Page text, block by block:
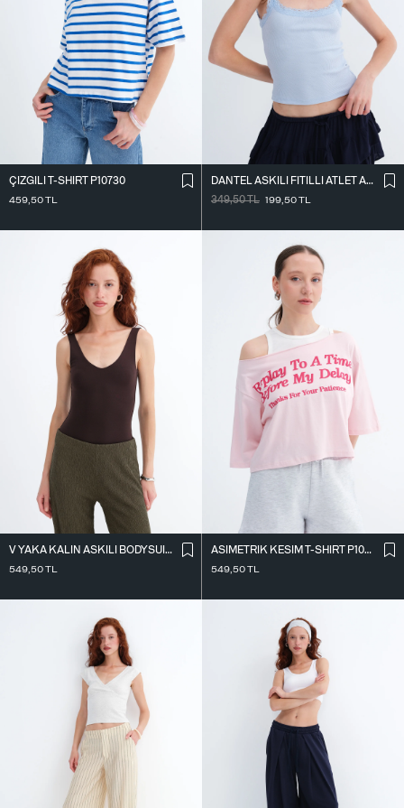
ÇIZGILI T-SHIRT P10730
459,50TL
DANTEL ASKILI FITILLI ATLET A261020
349,50TL 199,50TL
V YAKA KALIN ASKILI BODYSUIT A01075
549,50TL
ASIMETRIK KESIM T-SHIRT P10719
549,50TL